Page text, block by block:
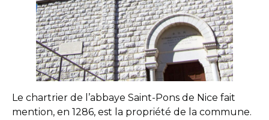
Le chartrier de l’abbaye Saint-Pons de Nice fait
mention, en 1286, est la propriété de la commune.